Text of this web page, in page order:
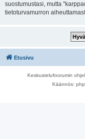
suostumustasi, mutta
tietoturvamurron
Etusivu
Keskustelufoorumin
Käännös: